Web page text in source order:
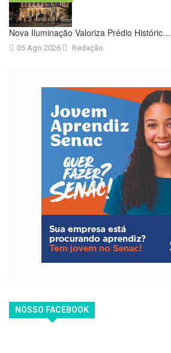
Nova Iluminação Valoriza Prédio Históric…
05 Ago 2026 Redação
NOSSO FACEBOOK